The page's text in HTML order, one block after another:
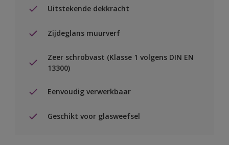
Uitstekende dekkracht
Zijdeglans muurverf
Zeer schrobvast (Klasse 1 volgens DIN EN
13300)
Eenvoudig verwerkbaar
Geschikt voor glasweefsel